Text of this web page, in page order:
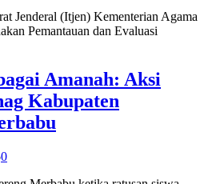
Jenderal (Itjen) Kementerian Agama
Pemantauan dan Evaluasi
Amanah: Aksi
Kabupaten
0